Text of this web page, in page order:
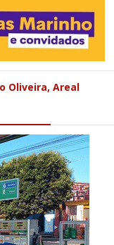
Oliveira, Areal